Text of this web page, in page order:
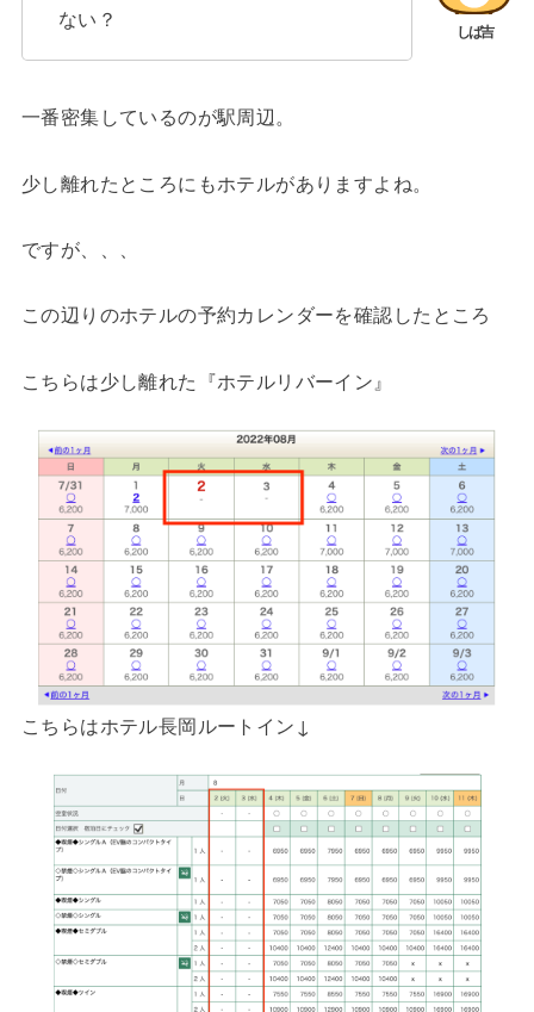
ない？
一番密集しているのが駅周辺。
少し離れたところにもホテルがありますよね。
ですが、、、
この辺りのホテルの予約カレンダーを確認したところ
こちらは少し離れた『ホテルリバーイン』
こちらはホテル長岡ルートイン↓